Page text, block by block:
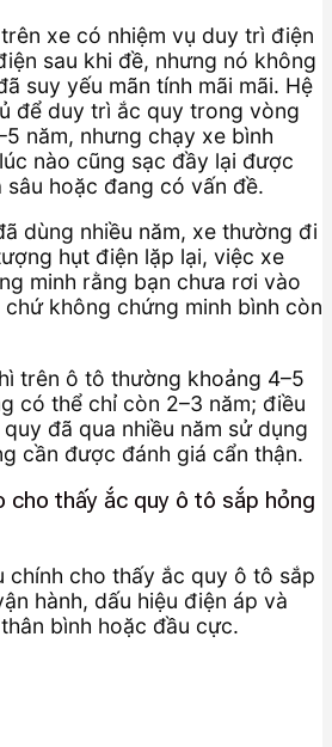
xe có nhiệm vụ duy trì điện
sau khi đề, nhưng nó không
suy yếu mãn tính mãi mãi. Hệ
để duy trì ắc quy trong vòng
năm, nhưng chạy xe bình
nào cũng sạc đầy lại được
hoặc đang có vấn đề.
dùng nhiều năm, xe thường đi
hụt điện lặp lại, việc xe
minh rằng bạn chưa rơi vào
không chứng minh bình còn
trên ô tô thường khoảng 4–5
có thể chỉ còn 2–3 năm; điều
đã qua nhiều năm sử dụng
cần được đánh giá cẩn thận.
cho thấy ắc quy ô tô sắp hỏng
chính cho thấy ắc quy ô tô sắp
hành, dấu hiệu điện áp và
bình hoặc đầu cực.